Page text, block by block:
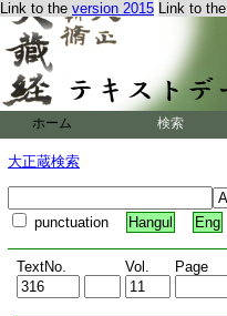
Link to the version 2015 Link to the
ホーム 検索
大正蔵検索
punctuation Hangul Eng
TextNo. Vol. Page